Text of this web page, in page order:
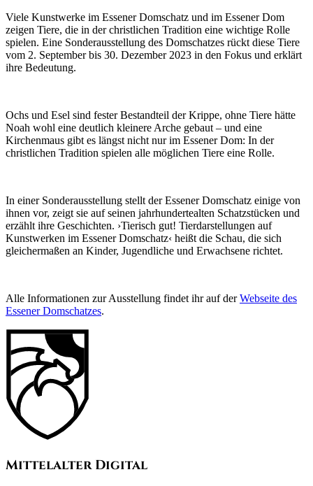
Viele Kunstwerke im Essener Domschatz und im Essener Dom
zeigen Tiere, die in der christlichen Tradition eine wichtige Rolle
spielen. Eine Sonderausstellung des Domschatzes rückt diese Tiere
vom 2. September bis 30. Dezember 2023 in den Fokus und erklärt
ihre Bedeutung.
Ochs und Esel sind fester Bestandteil der Krippe, ohne Tiere hätte
Noah wohl eine deutlich kleinere Arche gebaut – und eine
Kirchenmaus gibt es längst nicht nur im Essener Dom: In der
christlichen Tradition spielen alle möglichen Tiere eine Rolle.
In einer Sonderausstellung stellt der Essener Domschatz einige von
ihnen vor, zeigt sie auf seinen jahrhundertealten Schatzstücken und
erzählt ihre Geschichten. ›Tierisch gut! Tierdarstellungen auf
Kunstwerken im Essener Domschatz‹ heißt die Schau, die sich
gleichermaßen an Kinder, Jugendliche und Erwachsene richtet.
Alle Informationen zur Ausstellung findet ihr auf derWebseite des
Essener Domschatzes.
Mittelalter Digital